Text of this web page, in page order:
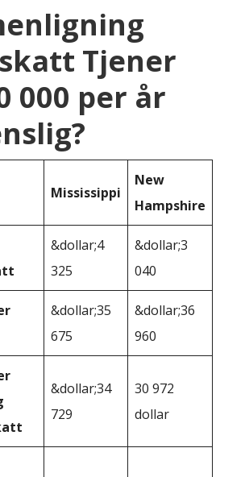
Tjener
000 per år
Mississippi
New
Hampshire
&dollar;4
325
&dollar;3
040
&dollar;35
675
&dollar;36
960
&dollar;34
729
30 972
dollar